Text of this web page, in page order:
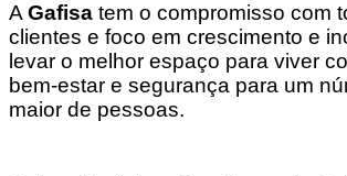
AGafisa tem o compromisso com
clientes e foco em crescimento e
levar o melhor espaço para viver
bem-estar e segurança para um
maior de pessoas.